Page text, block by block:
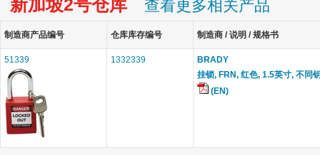
新加坡2号仓库 查看更多相关产品
制造商产品编号 仓库库存编号 制造商 / 说明 / 规格书
51339 1332339
BRADY
挂锁, FRN, 红色, 1.5英寸, 不同
(EN)